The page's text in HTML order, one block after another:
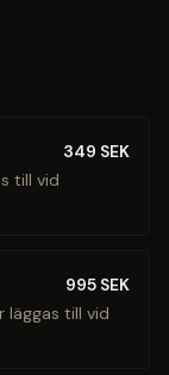
349 SEK
till vid
995 SEK
läggas till vid